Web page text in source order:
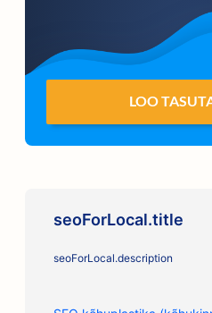
LOO
seoForLocal.title
seoForLocal.description